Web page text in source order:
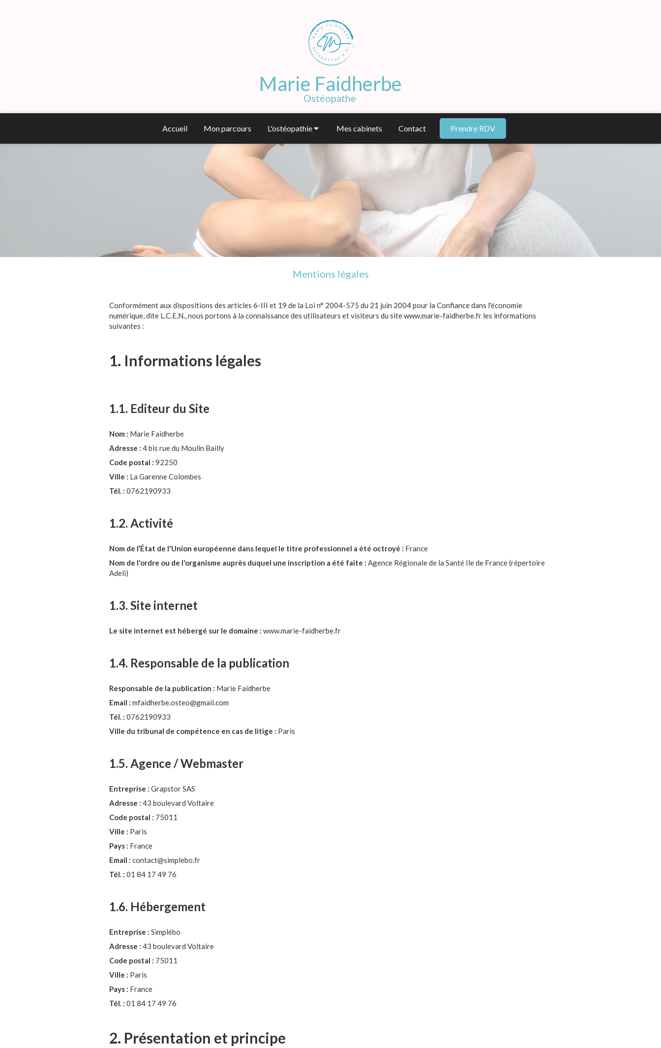
Marie Faidherbe
Ostéopathe
Accueil Mon parcours L'ostéopathie Mes cabinets Contact Prendre RDV
Mentions légales
Conformément aux dispositions des articles 6-III et 19 de la Loi n° 2004-575 du 21 juin 2004 pour la Confiance dans l'économie
numérique, dite L.C.E.N., nous portons à la connaissance des utilisateurs et visiteurs du site www.marie-faidherbe.fr les informations
suivantes :
1. Informations légales
1.1. Editeur du Site
Nom : Marie Faidherbe
Adresse : 4 bis rue du Moulin Bailly
Code postal : 92250
Ville : La Garenne Colombes
Tél. : 0762190933
1.2. Activité
Nom de l’État de l'Union européenne dans lequel le titre professionnel a été octroyé : France
Nom de l'ordre ou de l'organisme auprès duquel une inscription a été faite : Agence Régionale de la Santé Ile de France (répertoire
Adeli)
1.3. Site internet
Le site internet est hébergé sur le domaine : www.marie-faidherbe.fr
1.4. Responsable de la publication
Responsable de la publication : Marie Faidherbe
Email : mfaidherbe.osteo@gmail.com
Tél. : 0762190933
Ville du tribunal de compétence en cas de litige : Paris
1.5. Agence / Webmaster
Entreprise : Grapstor SAS
Adresse : 43 boulevard Voltaire
Code postal : 75011
Ville : Paris
Pays : France
Email : contact@simplebo.fr
Tél. : 01 84 17 49 76
1.6. Hébergement
Entreprise : Simplébo
Adresse : 43 boulevard Voltaire
Code postal : 75011
Ville : Paris
Pays : France
Tél. : 01 84 17 49 76
2. Présentation et principe